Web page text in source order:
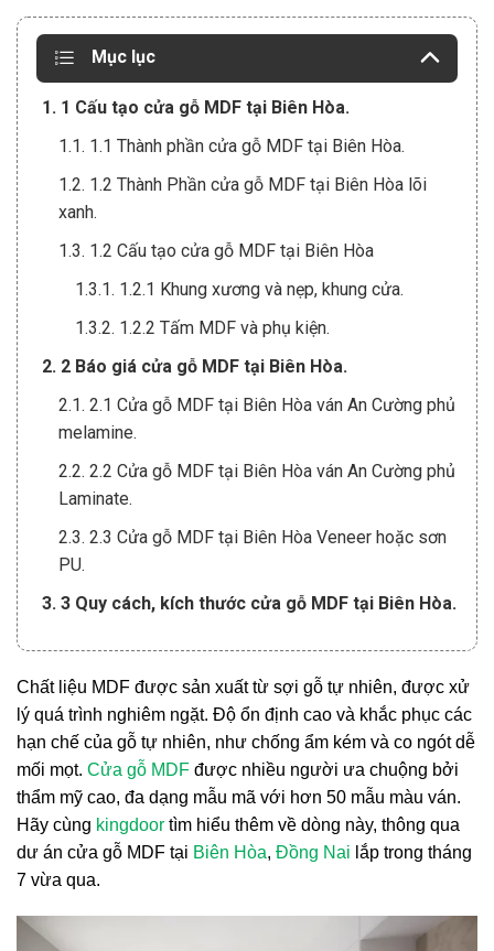
Mục lục
1. 1 Cấu tạo cửa gỗ MDF tại Biên Hòa.
1.1. 1.1 Thành phần cửa gỗ MDF tại Biên Hòa.
1.2. 1.2 Thành Phần cửa gỗ MDF tại Biên Hòa lõi
xanh.
1.3. 1.2 Cấu tạo cửa gỗ MDF tại Biên Hòa
1.3.1. 1.2.1 Khung xương và nẹp, khung cửa.
1.3.2. 1.2.2 Tấm MDF và phụ kiện.
2. 2 Báo giá cửa gỗ MDF tại Biên Hòa.
2.1. 2.1 Cửa gỗ MDF tại Biên Hòa ván An Cường phủ
melamine.
2.2. 2.2 Cửa gỗ MDF tại Biên Hòa ván An Cường phủ
Laminate.
2.3. 2.3 Cửa gỗ MDF tại Biên Hòa Veneer hoặc sơn
PU.
3. 3 Quy cách, kích thước cửa gỗ MDF tại Biên Hòa.
4. 4 Ưu điểm cửa gỗ MDF.
4.1. 4.1 Nhược điểm cửa gỗ MDF.
5. 5 Hình ảnh hoàn công mẫu cửa gỗ MDF tại Biên
Hòa.
6. 6 Thông Tin Liên Hệ Mua chính hãng.
Chất liệu MDF được sản xuất từ sợi gỗ tự nhiên, được xử
lý quá trình nghiêm ngặt. Độ ổn định cao và khắc phục các
hạn chế của gỗ tự nhiên, như chống ẩm kém và co ngót dễ
mối mọt. Cửa gỗ MDF được nhiều người ưa chuộng bởi
thẩm mỹ cao, đa dạng mẫu mã với hơn 50 mẫu màu ván.
Hãy cùng kingdoor tìm hiểu thêm về dòng này, thông qua
dư án cửa gỗ MDF tại Biên Hòa, Đồng Nai lắp trong tháng
7 vừa qua.